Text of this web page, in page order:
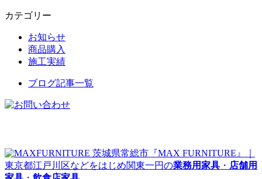
カテゴリー
お知らせ
商品購入
施工実績
ブログ記事一覧
茨城県常総市『MAX FURNITURE』｜
東京都江戸川区などをはじめ関東一円の業務用家具 ・ 店舗用